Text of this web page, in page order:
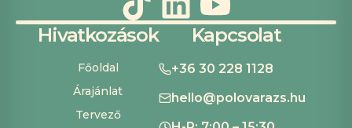
Hivatkozások
Főoldal
Árajánlat
Tervező
Kapcsolat
+36 30 228 1128
hello@polovarazs.hu